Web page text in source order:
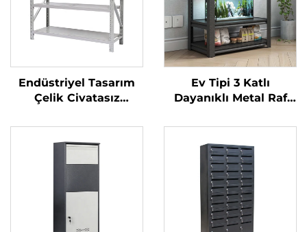
Endüstriyel Tasarım
Çelik Civatasız
Raf Sistemi Garaj
Rafları Metal Orta Yük
Ev Tipi 3 Katlı
Dayanıklı Metal Raf
Metal Çerçeveli
Akvaryum Standı
Çelik Balık Tankı
Standı